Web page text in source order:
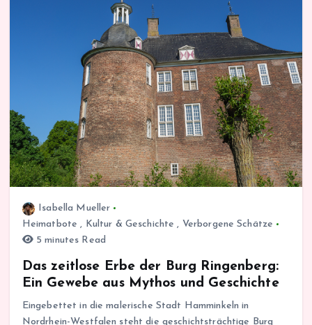
Isabella Mueller
Heimatbote , Kultur & Geschichte , Verborgene Schätze
5 minutes Read
Das zeitlose Erbe der Burg Ringenberg:
Ein Gewebe aus Mythos und Geschichte
Eingebettet in die malerische Stadt Hamminkeln in
Nordrhein-Westfalen steht die geschichtsträchtige Burg